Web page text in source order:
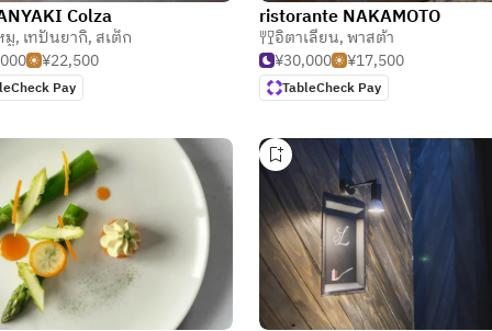
Colza
มู, เทปันยากิ, สเต็ก
¥22,500
Pay
ristorante NAKAMOTO
อิตาเลียน, พาสต้า
¥30,000
¥17,500
TableCheck Pay